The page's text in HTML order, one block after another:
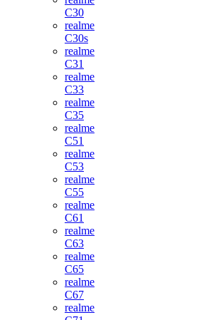
C30
realme
C30s
realme
C31
realme
C33
realme
C35
realme
C51
realme
C53
realme
C55
realme
C61
realme
C63
realme
C65
realme
C67
realme